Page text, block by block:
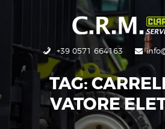
+39 0571 664163
TAG:
VATORE
CRM
NUOVO
USATO
RICAMBI